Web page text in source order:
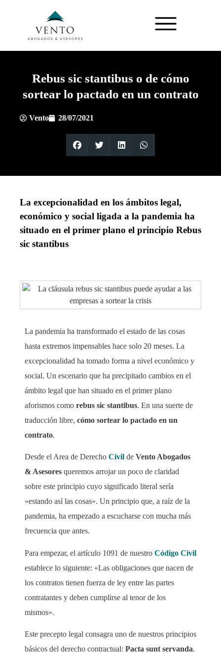
Rebus sic stantibus o de cómo
sortear lo pactado en un contrato
Vento 28/07/2021
La excepcionalidad en los ámbitos legal,
económico y social ligada a la pandemia ha
situado en el primer plano el principio Rebus
sic stantibus
La pandemia ha transformado el estado de las cosas
hasta extremos impensables hace solo 20 meses. La
excepcionalidad ha tomado forma a nivel económico y
social. Un escenario que ha precipitado cambios en el
ámbito legal que han situado en el primer plano
aforismos como rebus sic stantibus. En una suerte de
traducción libre, cómo sortear lo pactado en un
contrato.
Desde el Area de Derecho Civil de Vento Abogados
& Asesores queremos arrojar un poco de claridad
sobre este principio cuyo significado literal sería
«estando así las cosas». Un principio que, a raíz de la
pandemia, ha empezado a escucharse con mucha más
frecuencia que antes.
Para empezar, el artículo 1091 de nuestro Código Civil
establece lo siguiente: «Las obligaciones que nacen de
los contratos tienen fuerza de ley entre las partes
contratantes y deben cumplirse al tenor de los
mismos».
Este precepto legal consagra uno de nuestros principios
básicos del derecho contractual: Pacta sunt servanda.